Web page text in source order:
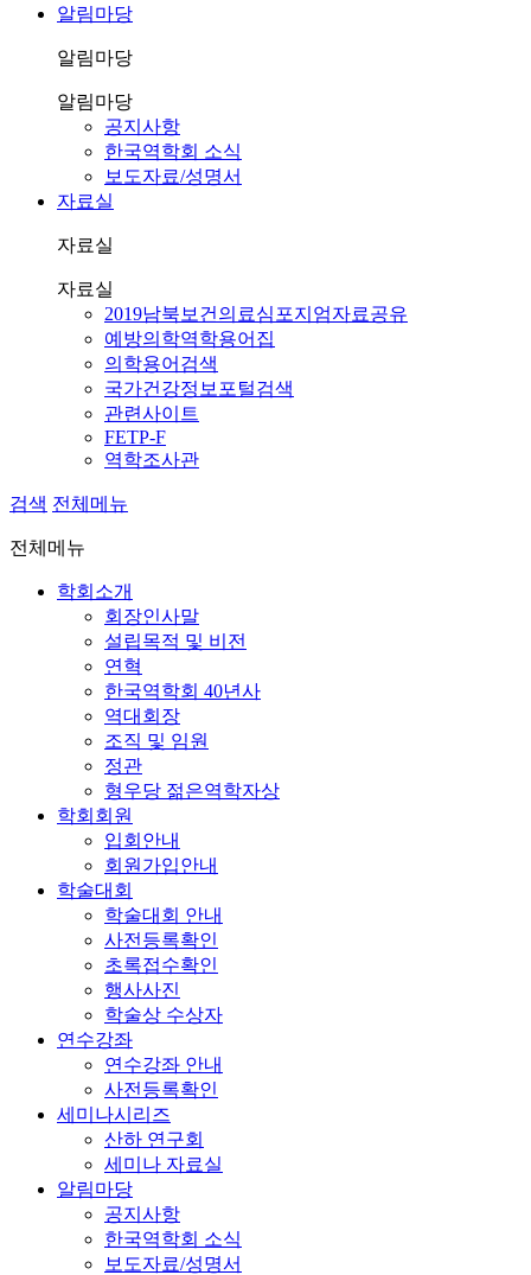
알림마당
알림마당
알림마당
공지사항
한국역학회 소식
보도자료/성명서
자료실
자료실
자료실
2019남북보건의료심포지엄자료공유
예방의학역학용어집
의학용어검색
국가건강정보포털검색
관련사이트
FETP-F
역학조사관
검색 전체메뉴
전체메뉴
학회소개
회장인사말
설립목적 및 비전
연혁
한국역학회 40년사
역대회장
조직 및 임원
정관
형우당 젊은역학자상
학회회원
입회안내
회원가입안내
학술대회
학술대회 안내
사전등록확인
초록접수확인
행사사진
학술상 수상자
연수강좌
연수강좌 안내
사전등록확인
세미나시리즈
산하 연구회
세미나 자료실
알림마당
공지사항
한국역학회 소식
보도자료/성명서